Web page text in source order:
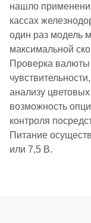
нашло
кассах
один раз модель
максимальной
Проверка
анализу
возможность
контроля
Питание
или 7,5 В.